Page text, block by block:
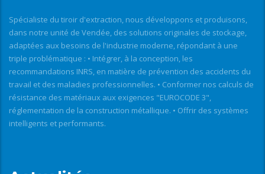
Spécialiste du tiroir d'extraction, nous développons et produisons,
dans notre unité de Vendée, des solutions originales de stockage,
adaptées aux besoins de l'industrie moderne, répondant à une
triple problématique : • Intégrer, à la conception, les
recommandations INRS, en matière de prévention des accidents du
travail et des maladies professionnelles. • Conformer nos calculs de
résistance des matériaux aux exigences "EUROCODE 3",
réglementation de la construction métallique. • Offrir des systèmes
intelligents et performants.